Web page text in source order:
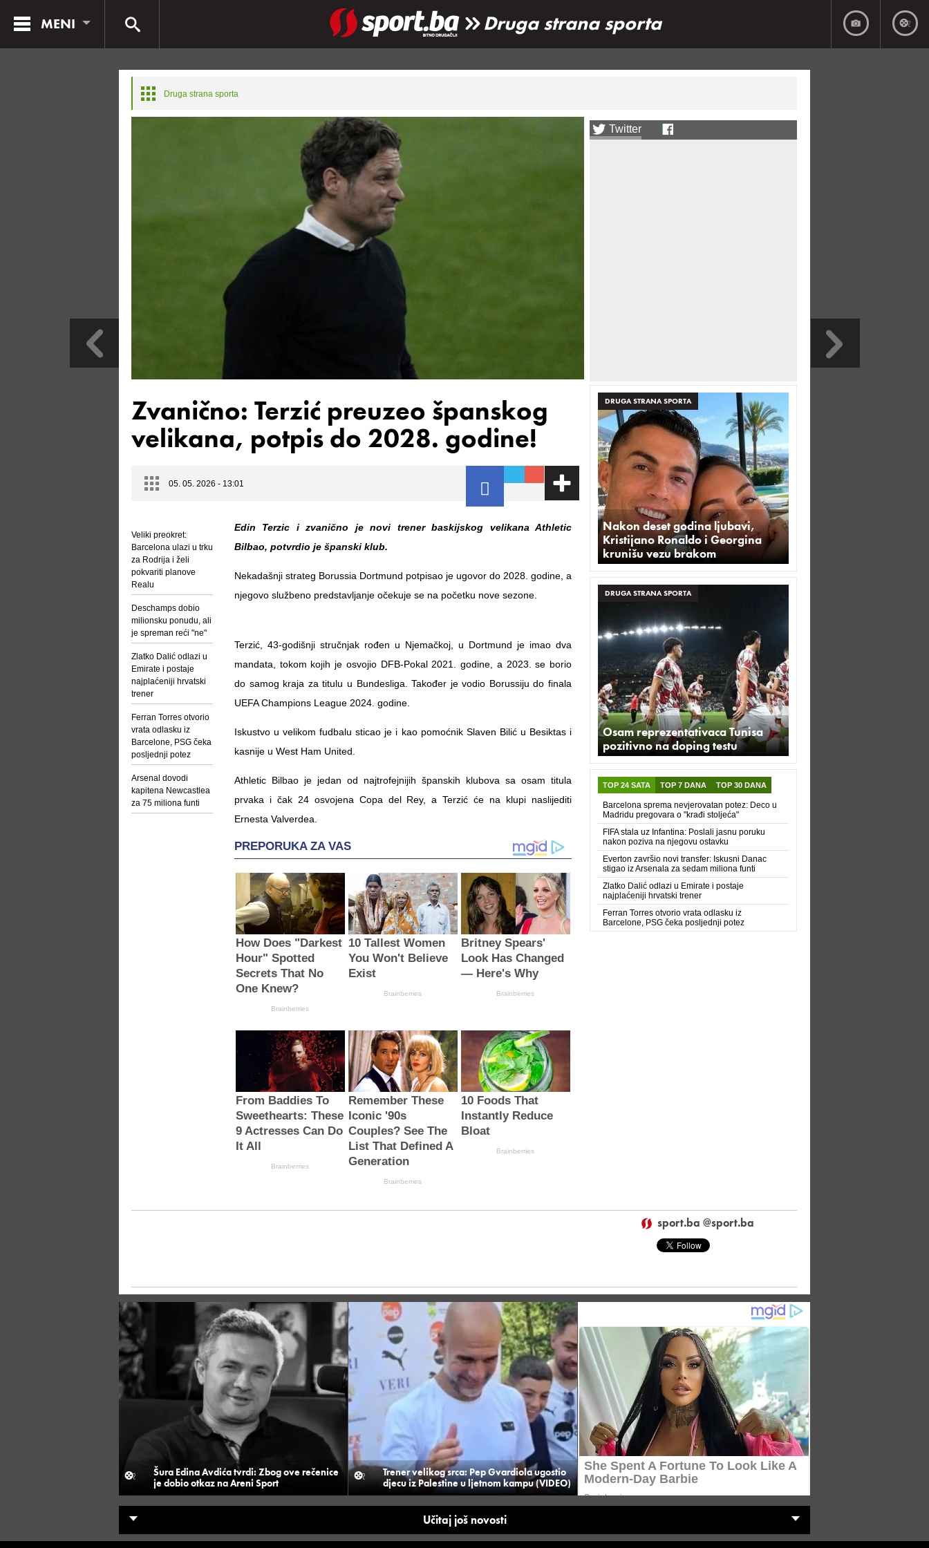
MENI Druga strana sporta
Druga strana sporta
Zvanično: Terzić preuzeo španskog
velikana, potpis do 2028. godine!
05. 05. 2026 - 13:01
Veliki preokret:
Barcelona ulazi u trku
za Rodrija i želi
pokvariti planove
Realu
Deschamps dobio
milionsku ponudu, ali
je spreman reći "ne"
Zlatko Dalić odlazi u
Emirate i postaje
najplaćeniji hrvatski
trener
Ferran Torres otvorio
vrata odlasku iz
Barcelone, PSG čeka
posljednji potez
Arsenal dovodi
kapitena Newcastlea
za 75 miliona funti
Edin Terzic i zvanično je novi trener baskijskog velikana Athletic
Bilbao, potvrdio je španski klub.
Nekadašnji strateg Borussia Dortmund potpisao je ugovor do 2028. godine, a
njegovo službeno predstavljanje očekuje se na početku nove sezone.
Terzić, 43-godišnji stručnjak rođen u Njemačkoj, u Dortmund je imao dva
mandata, tokom kojih je osvojio DFB-Pokal 2021. godine, a 2023. se borio
do samog kraja za titulu u Bundesliga. Također je vodio Borussiju do finala
UEFA Champions League 2024. godine.
Iskustvo u velikom fudbalu sticao je i kao pomoćnik Slaven Bilić u Besiktas i
kasnije u West Ham United.
Athletic Bilbao je jedan od najtrofejnijih španskih klubova sa osam titula
prvaka i čak 24 osvojena Copa del Rey, a Terzić će na klupi naslijediti
Ernesta Valverdea.
Twitter
DRUGA STRANA SPORTA
Nakon deset godina ljubavi,
Kristijano Ronaldo i Georgina
krunišu vezu brakom
DRUGA STRANA SPORTA
Osam reprezentativaca Tunisa
pozitivno na doping testu
TOP 24 SATA TOP 7 DANA TOP 30 DANA
Barcelona sprema nevjerovatan potez: Deco u
Madridu pregovara o "krađi stoljeća"
FIFA stala uz Infantina: Poslali jasnu poruku
nakon poziva na njegovu ostavku
Everton završio novi transfer: Iskusni Danac
stigao iz Arsenala za sedam miliona funti
Zlatko Dalić odlazi u Emirate i postaje
najplaćeniji hrvatski trener
Ferran Torres otvorio vrata odlasku iz
Barcelone, PSG čeka posljednji potez
sport.ba @sport.ba
Šura Edina Avdića tvrdi: Zbog ove rečenice
je dobio otkaz na Areni Sport
Trener velikog srca: Pep Gvardiola ugostio
djecu iz Palestine u ljetnom kampu (VIDEO)
Učitaj još novosti